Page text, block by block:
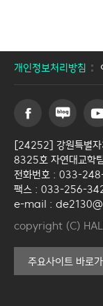
개인정보처리방침
[24252] 강원특별자
8325호 자연대교학
전화번호 : 033-
팩스 : 033-256-
e-mail :
copyright (C)
주요사이트 바로
커뮤니티교육원